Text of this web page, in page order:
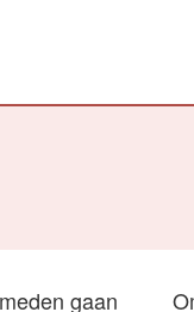
gaan